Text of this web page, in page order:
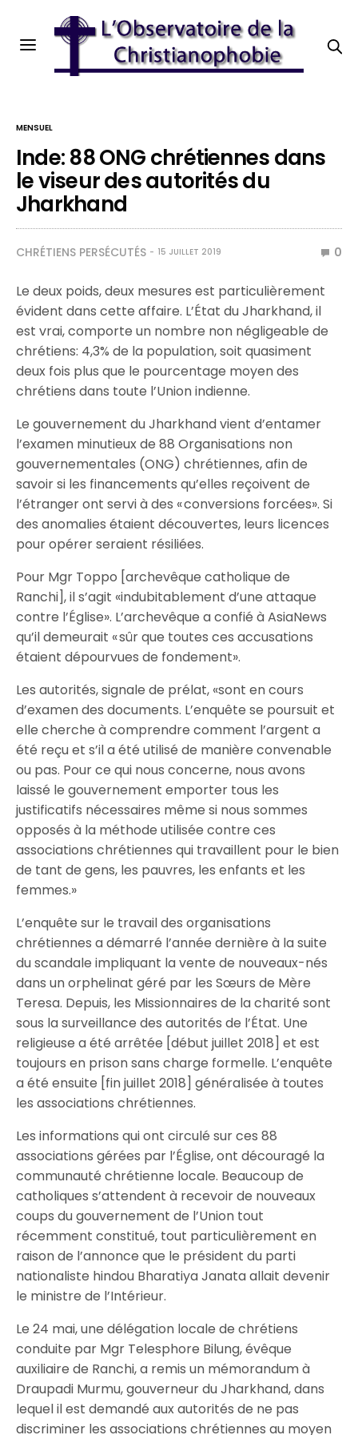
MENSUEL
Inde: 88 ONG chrétiennes dans
le viseur des autorités du
Jharkhand
CHRÉTIENS PERSÉCUTÉS 15 JUILLET 2019 0
Le deux poids, deux mesures est particulièrement
évident dans cette affaire. L’État du Jharkhand, il
est vrai, comporte un nombre non négligeable de
chrétiens: 4,3% de la population, soit quasiment
deux fois plus que le pourcentage moyen des
chrétiens dans toute l’Union indienne.
Le gouvernement du Jharkhand vient d’entamer
l’examen minutieux de 88 Organisations non
gouvernementales (ONG) chrétiennes, afin de
savoir si les financements qu’elles reçoivent de
l’étranger ont servi à des « conversions forcées». Si
des anomalies étaient découvertes, leurs licences
pour opérer seraient résiliées.
Pour Mgr Toppo [archevêque catholique de
Ranchi], il s’agit «indubitablement d’une attaque
contre l’Église». L’archevêque a confié à AsiaNews
qu’il demeurait « sûr que toutes ces accusations
étaient dépourvues de fondement».
Les autorités, signale de prélat, «sont en cours
d’examen des documents. L’enquête se poursuit et
elle cherche à comprendre comment l’argent a
été reçu et s’il a été utilisé de manière convenable
ou pas. Pour ce qui nous concerne, nous avons
laissé le gouvernement emporter tous les
justificatifs nécessaires même si nous sommes
opposés à la méthode utilisée contre ces
associations chrétiennes qui travaillent pour le bien
de tant de gens, les pauvres, les enfants et les
femmes.»
L’enquête sur le travail des organisations
chrétiennes a démarré l’année dernière à la suite
du scandale impliquant la vente de nouveaux-nés
dans un orphelinat géré par les Sœurs de Mère
Teresa. Depuis, les Missionnaires de la charité sont
sous la surveillance des autorités de l’État. Une
religieuse a été arrêtée [début juillet 2018] et est
toujours en prison sans charge formelle. L’enquête
a été ensuite [fin juillet 2018] généralisée à toutes
les associations chrétiennes.
Les informations qui ont circulé sur ces 88
associations gérées par l’Église, ont découragé la
communauté chrétienne locale. Beaucoup de
catholiques s’attendent à recevoir de nouveaux
coups du gouvernement de l’Union tout
récemment constitué, tout particulièrement en
raison de l’annonce que le président du parti
nationaliste hindou Bharatiya Janata allait devenir
le ministre de l’Intérieur.
Le 24 mai, une délégation locale de chrétiens
conduite par Mgr Telesphore Bilung, évêque
auxiliaire de Ranchi, a remis un mémorandum à
Draupadi Murmu, gouverneur du Jharkhand, dans
lequel il est demandé aux autorités de ne pas
discriminer les associations chrétiennes au moyen